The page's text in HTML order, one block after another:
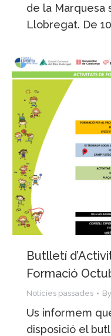
de la Marquesa
Llobregat. De
Butlletí
Formació
Notícies passades By
Us informem
disposició el